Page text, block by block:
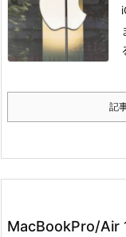
記
MacBookPro/Air